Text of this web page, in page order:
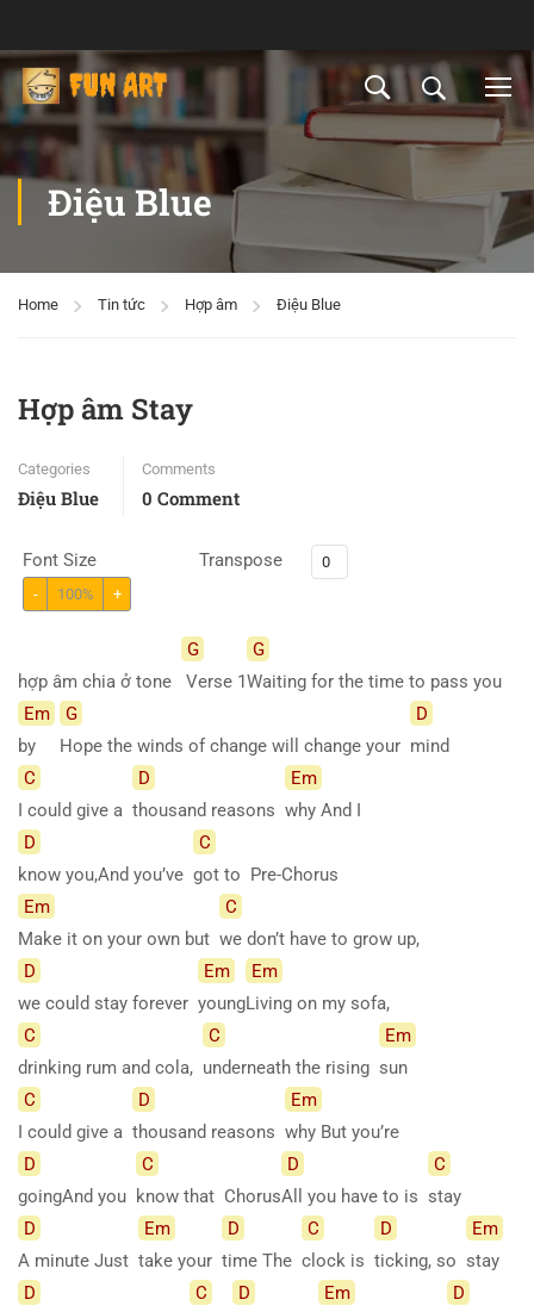
Điệu Blue
Home Tin tức Hợp âm Điệu Blue
Hợp âm Stay
Categories
Điệu Blue
Comments
0 Comment
Font Size
- 100% +
Transpose
hợp âm chia ở tone
G
Verse 1
G
Waiting for the time to pass you
Em
by
G
Hope the winds of change will change your
D
mind
C
I could give a
D
thousand reasons
Em
why And I
D
know you,And you’ve
C
got to Pre-Chorus
Em
Make it on your own but
C
we don’t have to grow up,
D
we could stay forever
Em
young
Em
Living on my sofa,
C
drinking rum and cola,
C
underneath the rising
Em
sun
C
I could give a
D
thousand reasons
Em
why But you’re
D
goingAnd you
C
know that Chorus
D
All you have to is
C
stay
D
A minute Just
Em
take your
D
time The
C
clock is
D
ticking, so
Em
stay
D
C
D
Em
D